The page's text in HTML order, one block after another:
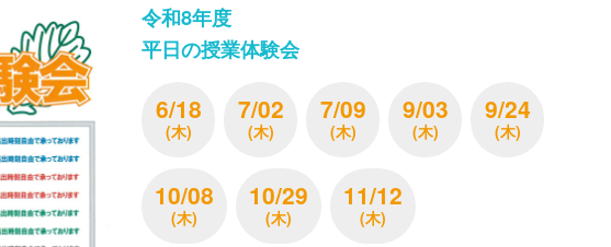
令和8年度
平日の授業体験会
6/18
(木)
7/02
(木)
7/09
(木)
9/03
(木)
9/24
(木)
10/08
(木)
10/29
(木)
11/12
(木)